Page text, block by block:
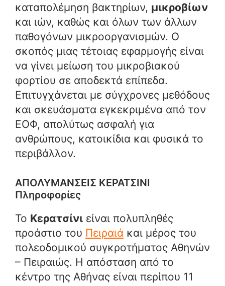
καταπολέμηση βακτηρίων, μικροβίων
και ιών, καθώς και όλων των άλλων
παθογόνων μικροοργανισμών. Ο
σκοπός μιας τέτοιας εφαρμογής είναι
να γίνει μείωση του μικροβιακού
φορτίου σε αποδεκτά επίπεδα.
Επιτυγχάνεται με σύγχρονες μεθόδους
και σκευάσματα εγκεκριμένα από τον
ΕΟΦ, απολύτως ασφαλή για
ανθρώπους, κατοικίδια και φυσικά το
περιβάλλον.
ΑΠΟΛΥΜΑΝΣΕΙΣ ΚΕΡΑΤΣΙΝΙ
Πληροφορίες
Το Κερατσίνι είναι πολυπληθές
προάστιο του Πειραιά και μέρος του
πολεοδομικού συγκροτήματος Αθηνών
– Πειραιώς. Η απόσταση από το
κέντρο της Αθήνας είναι περίπου 11